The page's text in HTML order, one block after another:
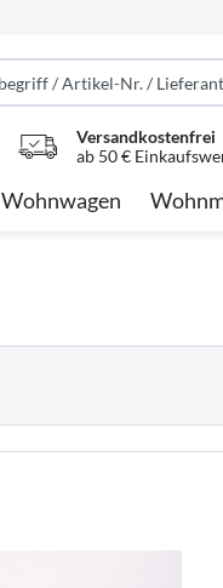
Versandkostenfrei
ab 50 €
Wohnwagen